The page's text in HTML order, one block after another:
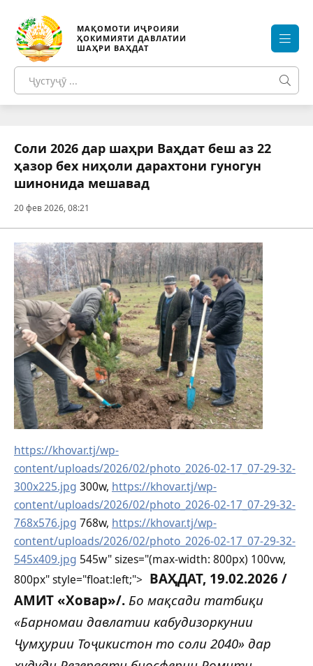
МАҚОМОТИ ИҶРОИЯИ
ҲОКИМИЯТИ ДАВЛАТИИ
ШАҲРИ ВАҲДАТ
Соли 2026 дар шаҳри Ваҳдат беш аз 22
ҳазор бех ниҳоли дарахтони гуногун
шинонида мешавад
20 фев 2026, 08:21
https://khovar.tj/wp-
content/uploads/2026/02/photo_2026-02-17_07-29-32-
300x225.jpg 300w, https://khovar.tj/wp-
content/uploads/2026/02/photo_2026-02-17_07-29-32-
768x576.jpg 768w, https://khovar.tj/wp-
content/uploads/2026/02/photo_2026-02-17_07-29-32-
545x409.jpg 545w" sizes="(max-width: 800px) 100vw,
800px" style="float:left;"> ВАҲДАТ, 19.02.2026 /
АМИТ «Ховар»/.Бо мақсади татбиқи
«Барномаи давлатии кабудизоркунии
Ҷумҳурии Тоҷикистон то соли 2040» дар